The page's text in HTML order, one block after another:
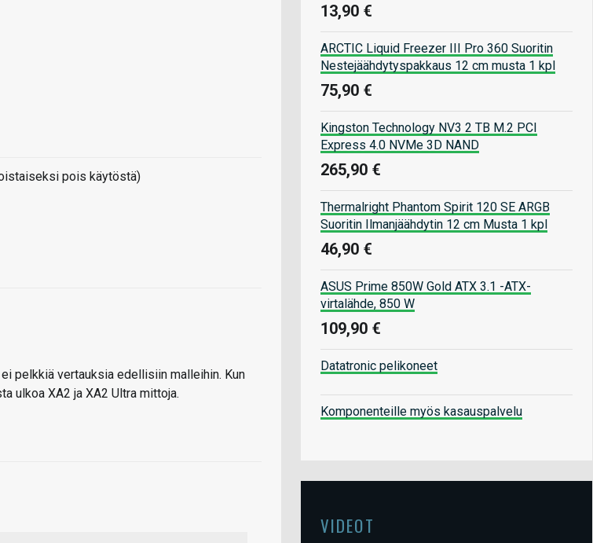
pois käytöstä)
pelkkiä vertauksia edellisiin malleihin. Kun
ulkoa XA2 ja XA2 Ultra mittoja.
13,90 €
ARCTIC Liquid Freezer III Pro 360 Suoritin
Nestejäähdytyspakkaus 12 cm musta 1 kpl
75,90 €
Kingston Technology NV3 2 TB M.2 PCI
Express 4.0 NVMe 3D NAND
265,90 €
Thermalright Phantom Spirit 120 SE ARGB
Suoritin Ilmanjäähdytin 12 cm Musta 1 kpl
46,90 €
ASUS Prime 850W Gold ATX 3.1 -ATX-
virtalähde, 850 W
109,90 €
Datatronic pelikoneet
Komponenteille myös kasauspalvelu
VIDEOT